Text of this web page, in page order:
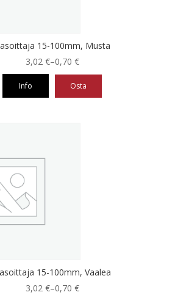
15-100mm, Musta
0,70 €
–
3,02 €Hintaluokka:
0,70 €
Info Osta
15-100mm, Vaalea
0,70 €
–
3,02 €Hintaluokka: